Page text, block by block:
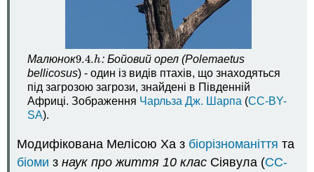
Малюнок9.4.h
9.4.h: Бойовий орел (Polemaetus
bellicosus) - один із видів птахів, що знаходяться
під загрозою загрози, знайдені в Південній
Африці. Зображення Чарльза Дж. Шарпа (CC-BY-
SA).
Модифікована Мелісою Ха з біорізноманіття та
біоми знаук про життя 10 клас Сіявула (CC-